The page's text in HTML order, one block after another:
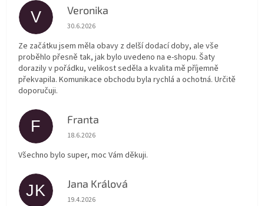
V Veronika
Hodnocení obchodu je 5 z 5 hvězdiček.
30.6.2026
Ze začátku jsem měla obavy z delší dodací doby, ale vše
proběhlo přesně tak, jak bylo uvedeno na e-shopu. Šaty
dorazily v pořádku, velikost seděla a kvalita mě příjemně
překvapila. Komunikace obchodu byla rychlá a ochotná. Určitě
doporučuji.
F Franta
Hodnocení obchodu je 5 z 5 hvězdiček.
18.6.2026
Všechno bylo super, moc Vám děkuji.
JK Jana Králová
Hodnocení obchodu je 5 z 5 hvězdiček.
19.4.2026